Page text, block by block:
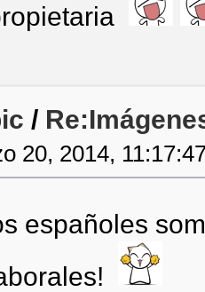
/
20, 2014,
españoles